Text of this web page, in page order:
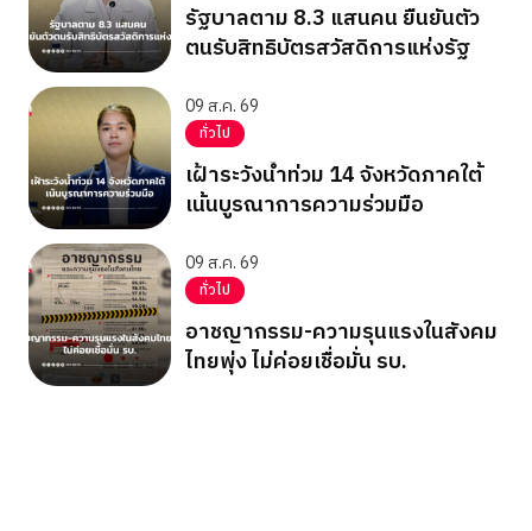
รัฐบาลตาม 8.3 แสนคน ยืนยันตัว
ตนรับสิทธิบัตรสวัสดิการแห่งรัฐ
09 ส.ค. 69
ทั่วไป
เฝ้าระวังน้ำท่วม 14 จังหวัดภาคใต้
เน้นบูรณาการความร่วมมือ
09 ส.ค. 69
ทั่วไป
อาชญากรรม-ความรุนแรงในสังคม
ไทยพุ่ง ไม่ค่อยเชื่อมั่น รบ.